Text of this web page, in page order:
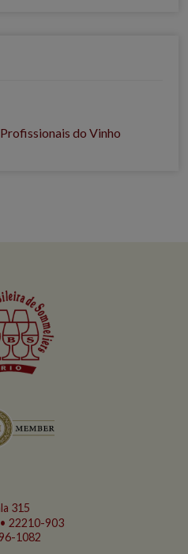
do Vinho
315
22210-903
1082